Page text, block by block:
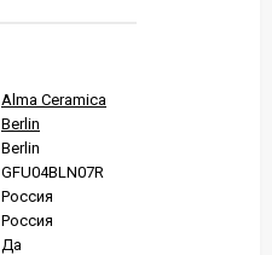
Alma Ceramica
Berlin
Berlin
GFU04BLN07R
Россия
Россия
Да